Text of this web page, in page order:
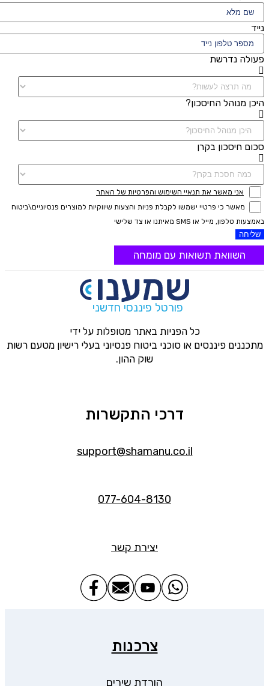
נייד
פעולה נדרשת
היכן מנוהל החיסכון?
סכום חיסכון בקרן
אני מאשר את תנאיי השימוש והפרטיות של האתר
מאשר כי פרטיי ישמשו לקבלת פניות והצעות שיווקיות למוצרים פנסיוניים\ביטוח
באמצעות טלפון, מייל או SMS מאיתנו או צד שלישי
שליחה
השוואת תשואות עם מומחה
פורטל פיננסי חדשני
כל הפניות באתר מטופלות על ידי
מתכננים פיננסים או סוכני ביטוח פנסיוני בעלי רישיון מטעם רשות
שוק ההון.
דרכי התקשרות
support@shamanu.co.il
077-604-8130
יצירת קשר
צרכנות
הורדת שירים